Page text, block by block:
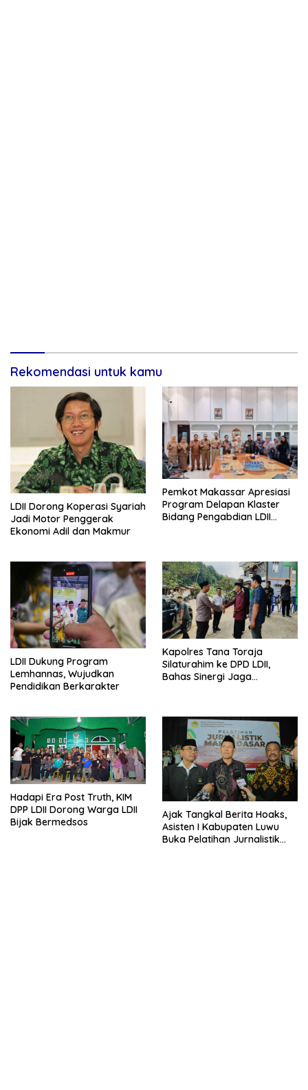
Rekomendasi untuk kamu
LDII Dorong Koperasi Syariah
Jadi Motor Penggerak
Ekonomi Adil dan Makmur
Pemkot Makassar Apresiasi
Program Delapan Klaster
Bidang Pengabdian LDII
LDII Dukung Program
Lemhannas, Wujudkan
Pendidikan Berkarakter
Kapolres Tana Toraja
Silaturahim ke DPD LDII,
Bahas Sinergi Jaga
Hadapi Era Post Truth, KIM
DPP LDII Dorong Warga LDII
Bijak Bermedsos
Ajak Tangkal Berita Hoaks,
Asisten I Kabupaten Luwu
Buka Pelatihan Jurnalistik